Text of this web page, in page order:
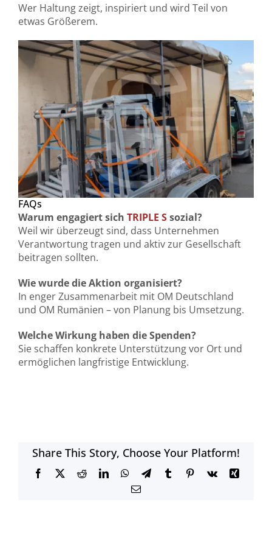
Wer Haltung zeigt, inspiriert und wird Teil von
etwas Größerem.
FAQs
Warum engagiert sich TRIPLE Ssozial?
Weil wir überzeugt sind, dass Unternehmen
Verantwortung tragen und aktiv zur Gesellschaft
beitragen sollten.
Wie wurde die Aktion organisiert?
In enger Zusammenarbeit mit OM Deutschland
und OM Rumänien – von Planung bis Umsetzung.
Welche Wirkung haben die Spenden?
Sie schaffen konkrete Unterstützung vor Ort und
ermöglichen langfristige Entwicklung.
Share This Story, Choose Your Platform!
Facebook
X RedditLinkedInWhatsApp
TelegramTumblrPinterest
Vk
Xing
E-